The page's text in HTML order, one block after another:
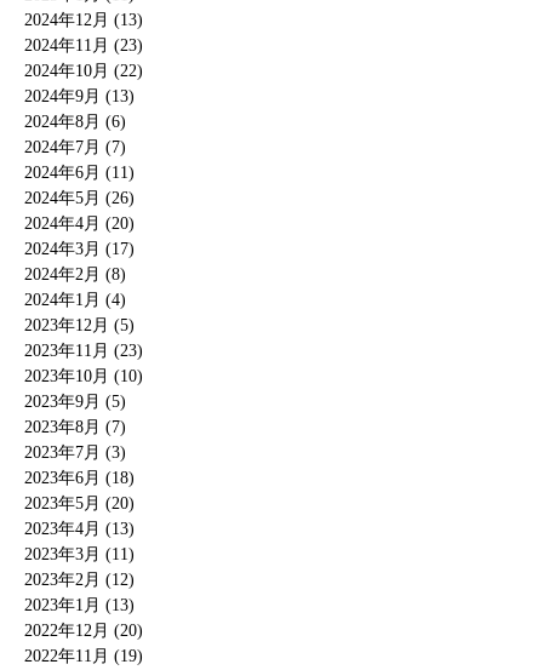
2024年12月 (13)
2024年11月 (23)
2024年10月 (22)
2024年9月 (13)
2024年8月 (6)
2024年7月 (7)
2024年6月 (11)
2024年5月 (26)
2024年4月 (20)
2024年3月 (17)
2024年2月 (8)
2024年1月 (4)
2023年12月 (5)
2023年11月 (23)
2023年10月 (10)
2023年9月 (5)
2023年8月 (7)
2023年7月 (3)
2023年6月 (18)
2023年5月 (20)
2023年4月 (13)
2023年3月 (11)
2023年2月 (12)
2023年1月 (13)
2022年12月 (20)
2022年11月 (19)